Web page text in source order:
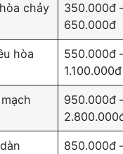
chảy
350.000đ
650.000đ
hòa
550.000đ
1.100.000đ
950.000đ
850.000đ